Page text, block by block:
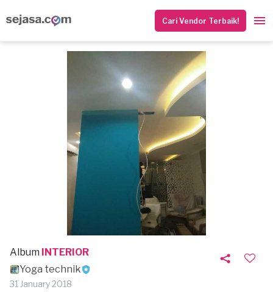
Cari Vendor Terbaik!
Album INTERIOR
Yoga technik
31 January 2018